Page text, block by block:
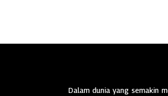
Dalam dunia yang semakin